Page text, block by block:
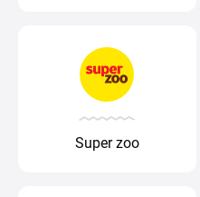
Super zoo